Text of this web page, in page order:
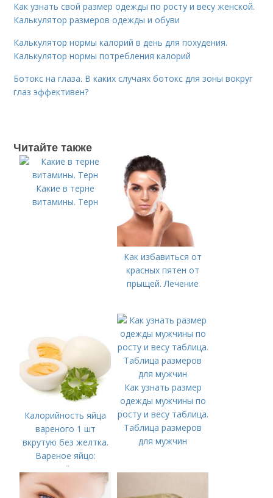
Как узнать свой размер одежды по росту и весу женской.
Калькулятор размеров одежды и обуви
Калькулятор нормы калорий в день для похудения.
Калькулятор нормы потребления калорий
Ботокс на глаза. В каких случаях ботокс для зоны вокруг
глаз эффективен?
Читайте также
Какие в терне
витамины. Терн
Как избавиться от
красных пятен от
прыщей. Лечение
Калорийность яйца
вареного 1 шт
вкрутую без желтка.
Вареное яйцо:
калорийность
Как узнать размер
одежды мужчины по
росту и весу таблица.
Таблица размеров
для мужчин